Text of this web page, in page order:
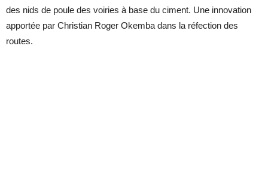
des nids de poule des voiries à base du ciment. Une innovation
apportée par Christian Roger Okemba dans la réfection des
routes.